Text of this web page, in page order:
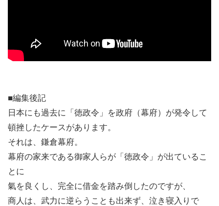
■編集後記
日本にも過去に「徳政令」を政府（幕府）が発令して
頓挫したケースがあります。
それは、鎌倉幕府。
幕府の家来である御家人らが「徳政令」が出ているこ
とに
氣を良くし、完全に借金を踏み倒したのですが、
商人は、武力に逆らうことも出来ず、泣き寝入りで